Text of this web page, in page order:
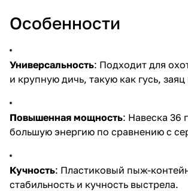
Особенности
Универсальность: Подходит для
и крупную дичь, такую как гусь, заяц
Повышенная мощность: Навеска 36
большую энергию по сравнению с
Кучность: Пластиковый пыж-
стабильность и кучность выстрела.